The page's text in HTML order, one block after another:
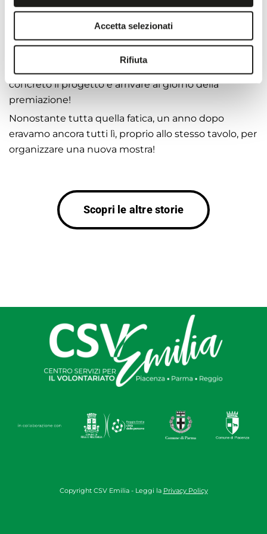
Accetta selezionati
Rifiuta
I caffè e i cappuccini avevano accompagnato i nostri
appuntamenti settimanali: macchiato per Virna e
Luciana, orzo per Daniele, decaffeinato per Mario,
cappuccino per Daniela.
concreto il progetto e arrivare al giorno della
premiazione!
Nonostante tutta quella fatica, un anno dopo
eravamo ancora tutti lì, proprio allo stesso tavolo, per
organizzare una nuova mostra!
Scopri le altre storie
Copyright CSV Emilia - Leggi la Privacy Policy